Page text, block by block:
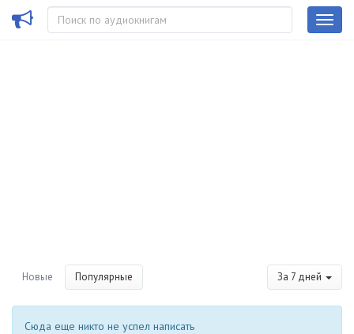
Новые Популярные За 7 дней
Сюда еще никто не успел написать